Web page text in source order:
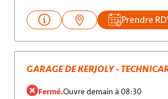
Prendre
GARAGE DE KERJOLY -
Fermé.Ouvre demain à 08:30